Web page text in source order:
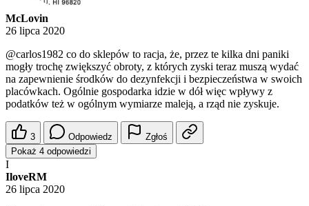
McLovin
26 lipca 2020
@carlos1982 co do sklepów to racja, że, przez te kilka dni paniki
mogły trochę zwiększyć obroty, z których zyski teraz muszą wydać
na zapewnienie środków do dezynfekcji i bezpieczeństwa w swoich
placówkach. Ogólnie gospodarka idzie w dół więc wpływy z
podatków też w ogólnym wymiarze maleją, a rząd nie zyskuje.
3 Odpowiedz
Zgłoś
Pokaż 4 odpowiedzi
I
IloveRM
26 lipca 2020